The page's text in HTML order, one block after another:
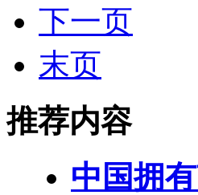
下一页
末页
推荐内容
中国拥